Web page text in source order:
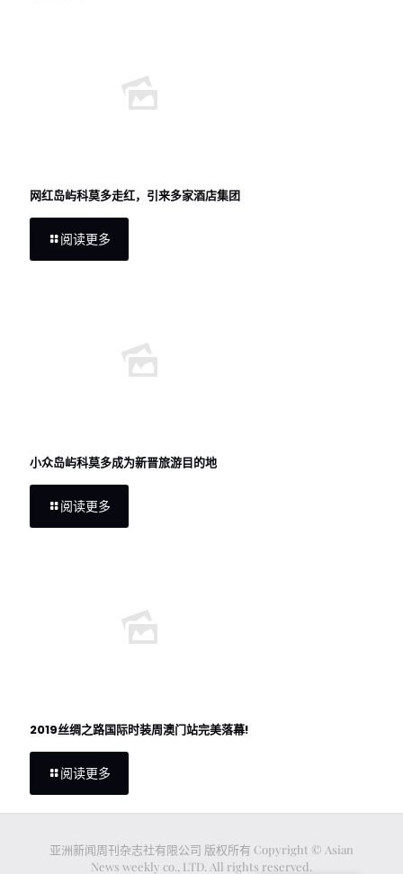
网红岛屿科莫多走红，引来多家酒店集团
阅读更多
小众岛屿科莫多成为新晋旅游目的地
阅读更多
2019丝绸之路国际时装周澳门站完美落幕!
阅读更多
亚洲新闻周刊杂志社有限公司 版权所有 Copyright © Asian
News weekly co., LTD. All rights reserved.